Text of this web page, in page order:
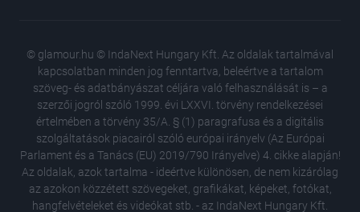
© glamour.hu © IndaNext Hungary Kft. Az oldalak tartalmával
kapcsolatban minden jog fenntartva, beleértve a tartalom
szöveg- és adatbányászat céljára való felhasználását is – a
szerzői jogról szóló 1999. évi LXXVI. törvény rendelkezései
értelmében a törvény 35/A. § (1) paragrafusa és a digitális
szolgáltatások piacairól szóló európai irányelv (Az Európai
Parlament és a Tanács (EU) 2019/790 Irányelve) 4. cikke alapján!
Az oldalak, azok tartalma - ideértve különösen, de nem kizárólag
az azokon közzétett szövegeket, grafikákat, képeket, fotókat,
hangfelvételeket és videókat stb. - az IndaNext Hungary Kft.